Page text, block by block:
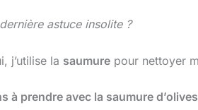
astuce insolite ?
j’utilise la saumure pour nettoyer
à prendre avec la saumure d’olives